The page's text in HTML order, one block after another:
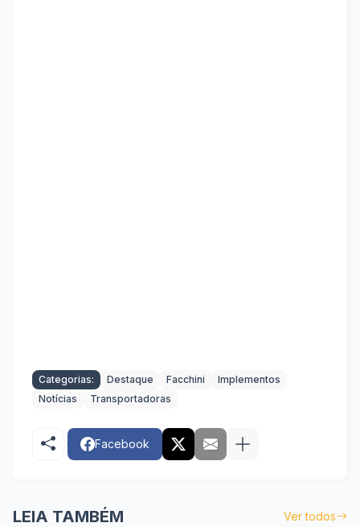
Categorias: Destaque Facchini
Implementos
Notícias
Transportadoras
Facebook
LEIA TAMBÉM Ver todos